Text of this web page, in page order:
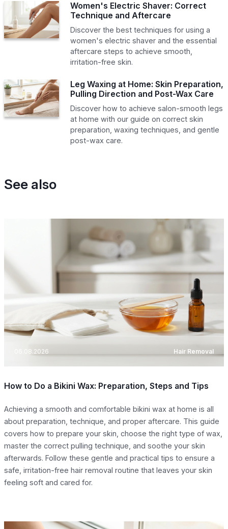
Women's Electric Shaver: Correct
Technique and Aftercare
Discover the best techniques for using a
women's electric shaver and the essential
aftercare steps to achieve smooth,
irritation-free skin.
Leg Waxing at Home: Skin Preparation,
Pulling Direction and Post-Wax Care
Discover how to achieve salon-smooth legs
at home with our guide on correct skin
preparation, waxing techniques, and gentle
post-wax care.
See also
06.08.2026 Hair Removal
How to Do a Bikini Wax: Preparation, Steps and Tips
Achieving a smooth and comfortable bikini wax at home is all
about preparation, technique, and proper aftercare. This guide
covers how to prepare your skin, choose the right type of wax,
master the correct pulling technique, and soothe your skin
afterwards. Follow these gentle and practical tips to ensure a
safe, irritation-free hair removal routine that leaves your skin
feeling soft and cared for.